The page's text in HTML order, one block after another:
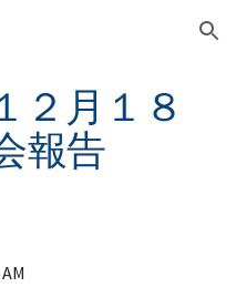
Skip to navigation
２月１８
報告